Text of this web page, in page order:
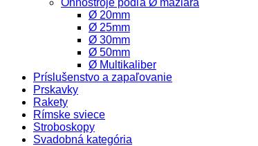
Ø 20mm
Ø 25mm
Ø 30mm
Ø 50mm
Ø Multikaliber
Príslušenstvo a zapaľovanie
Prskavky
Rakety
Rímske sviece
Stroboskopy
Svadobná kategória